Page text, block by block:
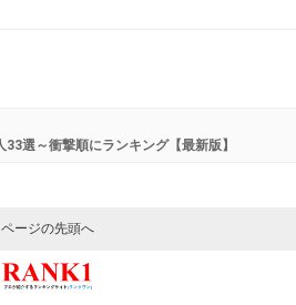
選～衝撃順にランキング【最新版】
ページの先頭へ